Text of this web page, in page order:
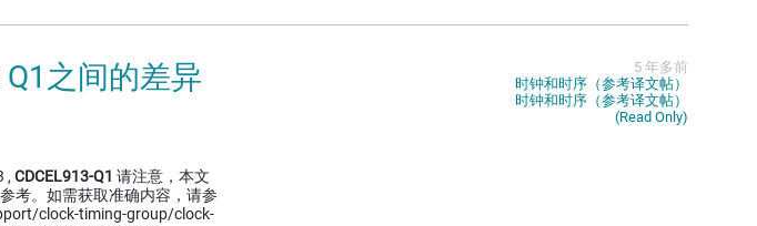
Q1之间的差异
, CDCEL913-Q1 请注意，本文
考。如需获取准确内容，请参
clock-timing-group/clock-
5 年多前
时钟和时序（参考译文帖）
时钟和时序（参考译文帖）
(Read Only)